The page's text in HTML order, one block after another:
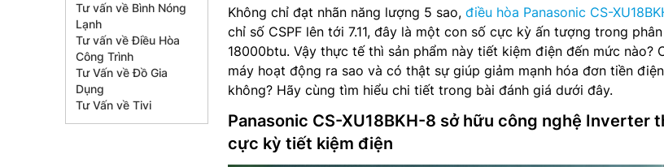
Tư vấn về Bình Nóng
Lạnh
Tư vấn về Điều Hòa
Công Trình
Tư Vấn về Đồ Gia
Dụng
Tư Vấn về Tivi
Không chỉ đạt nhãn năng lượng 5 sao, điều hòa Panasonic CS-
chỉ số CSPF lên tới 7.11, đây là một con số cực kỳ ấn tượng trong
18000btu. Vậy thực tế thì sản phẩm này tiết kiệm điện đến mức nào?
máy hoạt động ra sao và có thật sự giúp giảm mạnh hóa đơn tiền
không? Hãy cùng tìm hiểu chi tiết trong bài đánh giá dưới đây.
Panasonic CS-XU18BKH-8 sở hữu công nghệ Inverter
cực kỳ tiết kiệm điện